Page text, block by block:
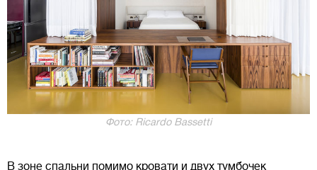
Фото: Ricardo Bassetti
В зоне спальни помимо кровати и двух тумбочек